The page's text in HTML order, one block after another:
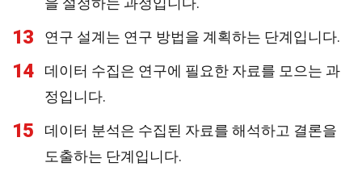
13 연구 설계는 연구 방법을 계획하는 단계입니다.
14
데이터 수집은 연구에 필요한 자료를 모으는 과
정입니다.
15
데이터 분석은 수집된 자료를 해석하고 결론을
도출하는 단계입니다.